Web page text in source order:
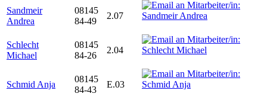
Sandmeir
Andrea
08145
84-49
2.07
Schlecht
Michael
08145
84-26
2.04
Schmid Anja
08145
84-43
E.03